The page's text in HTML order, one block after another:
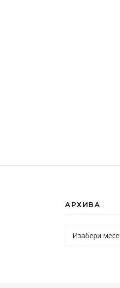
АРХИВА
Архива